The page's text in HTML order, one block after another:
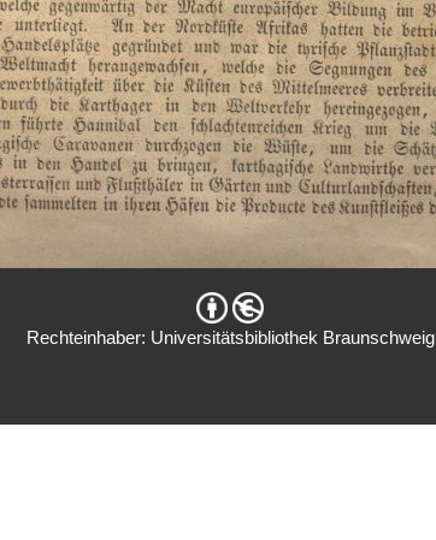
Rechteinhaber: Universitätsbibliothek Braunschweig